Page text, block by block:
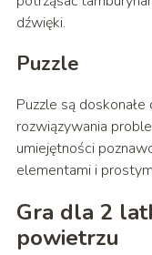
dźwięki.
Puzzle
Puzzle są
rozwiązywania
umiejętności
elementami i
Gra dla 2
powietrzu